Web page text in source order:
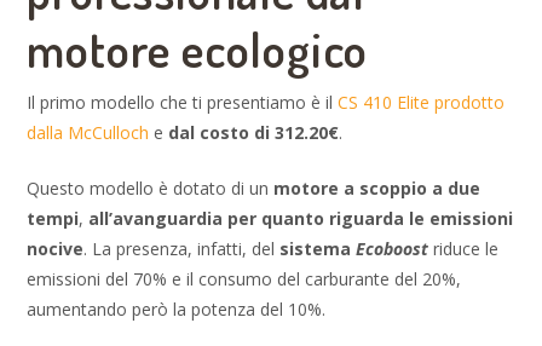
motore ecologico
Il primo modello che ti presentiamo è ilCS 410 Elite prodotto
dalla McCulloch e dal costo di 312.20€.
Questo modello è dotato di un motore a scoppio a due
tempi, all’avanguardia per quanto riguarda le emissioni
nocive. La presenza, infatti, del sistemaEcoboost riduce le
emissioni del 70% e il consumo del carburante del 20%,
aumentando però la potenza del 10%.